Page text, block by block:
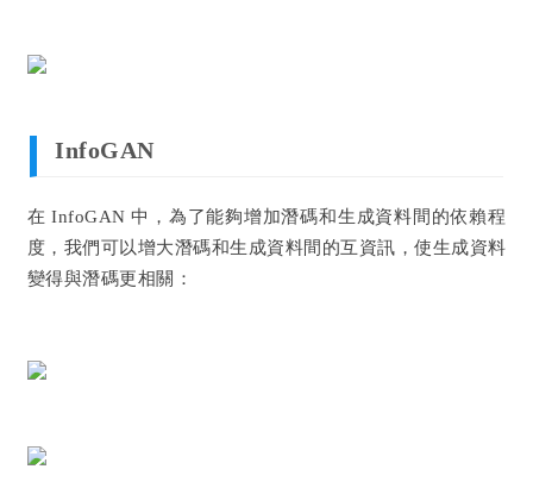
InfoGAN
在 InfoGAN 中，為了能夠增加潛碼和生成資料間的依賴程
度，我們可以增大潛碼和生成資料間的互資訊，使生成資料
變得與潛碼更相關：